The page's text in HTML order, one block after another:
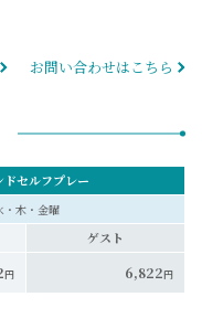
お問い合わせはこちら
ドセルフプレー
・木・金曜
ゲスト
円 6,822円